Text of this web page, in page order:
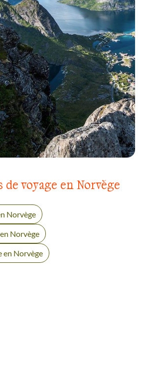
de voyage en Norvège
Norvège
Norvège
en Norvège